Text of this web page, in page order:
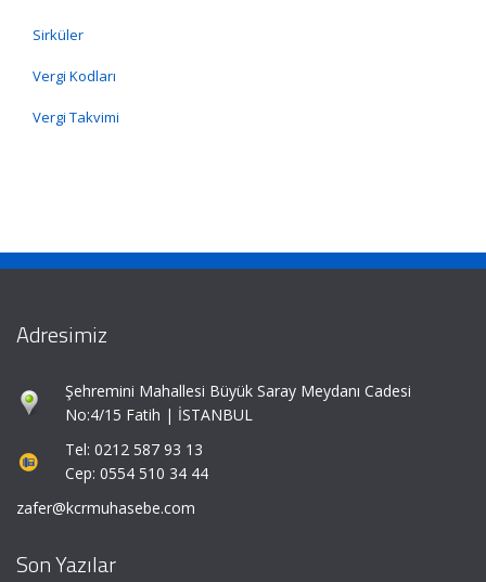
Sirküler
Vergi Kodları
Vergi Takvimi
Adresimiz
Şehremini Mahallesi Büyük Saray Meydanı Cadesi
No:4/15 Fatih | İSTANBUL
Tel: 0212 587 93 13
Cep: 0554 510 34 44
zafer@kcrmuhasebe.com
Son Yazılar